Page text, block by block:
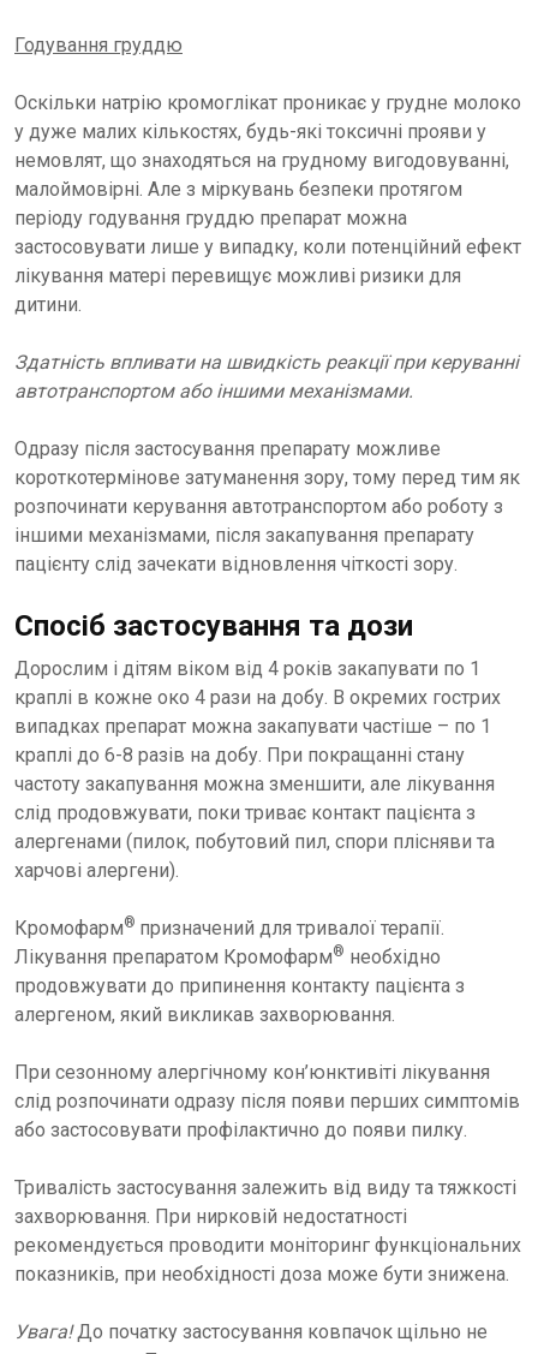
Годування груддю
Оскільки натрію кромоглікат проникає у грудне молоко
у дуже малих кількостях, будь-які токсичні прояви у
немовлят, що знаходяться на грудному вигодовуванні,
малоймовірні. Але з міркувань безпеки протягом
періоду годування груддю препарат можна
застосовувати лише у випадку, коли потенційний ефект
лікування матері перевищує можливі ризики для
дитини.
Здатність впливати на швидкість реакції при керуванні
автотранспортом або іншими механізмами.
Одразу після застосування препарату можливе
короткотермінове затуманення зору, тому перед тим як
розпочинати керування автотранспортом або роботу з
іншими механізмами, після закапування препарату
пацієнту слід зачекати відновлення чіткості зору.
Спосіб застосування та дози
Дорослим і дітям віком від 4 років закапувати по 1
краплі в кожне око 4 рази на добу. В окремих гострих
випадках препарат можна закапувати частіше – по 1
краплі до 6-8 разів на добу. При покращанні стану
частоту закапування можна зменшити, але лікування
слід продовжувати, поки триває контакт пацієнта з
алергенами (пилок, побутовий пил, спори плісняви та
харчові алергени).
Кромофарм® призначений для тривалої терапії.
Лікування препаратом Кромофарм® необхідно
продовжувати до припинення контакту пацієнта з
алергеном, який викликав захворювання.
При сезонному алергічному кон’юнктивіті лікування
слід розпочинати одразу після появи перших симптомів
або застосовувати профілактично до появи пилку.
Тривалість застосування залежить від виду та тяжкості
захворювання. При нирковій недостатності
рекомендується проводити моніторинг функціональних
показників, при необхідності доза може бути знижена.
Увага!До початку застосування ковпачок щільно не